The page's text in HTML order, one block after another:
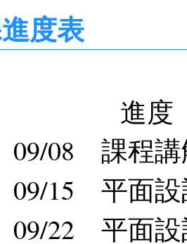
度表
進度
08 課程講
15 平面設
22 平面設